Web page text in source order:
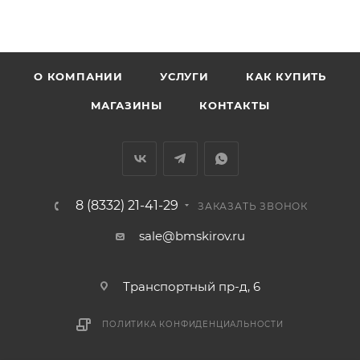
раньше связаться с менеджером, либо с отделом
ВАЖНО: Покупатель обязан обеспечить наличие
отказаться от доставки. Стоимость повторной
О КОМПАНИИ УСЛУГИ КАК КУПИТЬ
МАГАЗИНЫ КОНТАКТЫ
8 (8332) 21-41-29 ЗАКАЗАТЬ ЗВОНОК
sale@bmskirov.ru
Транспортный пр-д, 6
ПОЛИТИКА КОНФИДЕНЦИАЛЬНОСТИ